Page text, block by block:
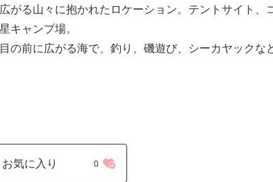
る山々に抱かれたロケーション。テントサイト、
キャンプ場。
の前に広がる海で、釣り、磯遊び、シーカヤックな
お気に入り 0